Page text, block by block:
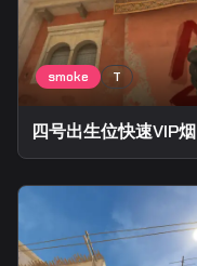
四号出生位快速VIP烟